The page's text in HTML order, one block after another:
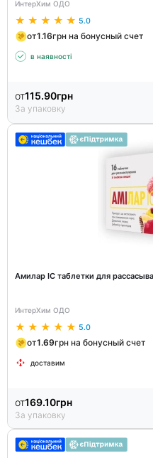
ИнтерХим ОДО
5.0
от1.16грн на бонусный счет
в наявності
от115.90грн
За упаковку
Амилар ІС таблетки для
ИнтерХим ОДО
5.0
от1.69грн на бонусный счет
доставим
от169.10грн
За упаковку